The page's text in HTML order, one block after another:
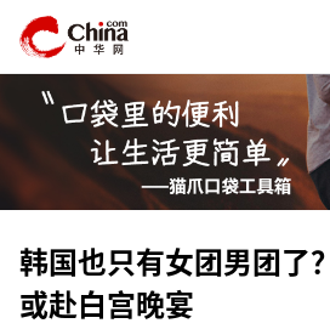
韩国也只有女团男团了
或赴白宫晚宴